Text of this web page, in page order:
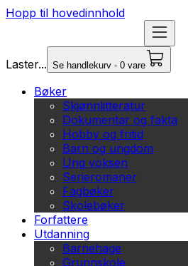
Hopp til hovedinnhold
Laster... Se handlekurv - 0 vare
Bøker
Skjønnlitteratur
Dokumentar og fakta
Hobby og fritid
Barn og ungdom
Ung voksen
Serieromaner
Fagbøker
Skolebøker
Forfattere
Utdanning
Barnehage
Grunnskole